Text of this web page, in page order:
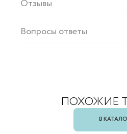
Отзывы
Вопросы ответы
ПОХОЖИЕ
В